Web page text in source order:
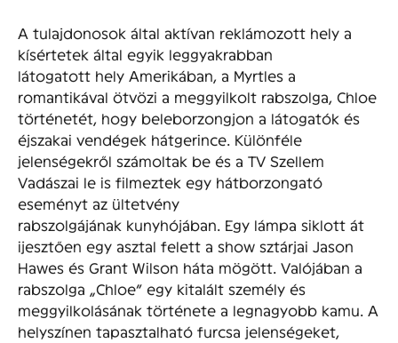
A tulajdonosok által aktívan reklámozott hely a
kísértetek által egyik leggyakrabban
látogatott hely Amerikában, a Myrtles a
romantikával ötvözi a meggyilkolt rabszolga, Chloe
történetét, hogy beleborzongjon a látogatók és
éjszakai vendégek hátgerince. Különféle
jelenségekről számoltak be és a TV Szellem
Vadászai le is filmeztek egy hátborzongató
eseményt az ültetvény
rabszolgájának kunyhójában. Egy lámpa siklott át
ijesztően egy asztal felett a show sztárjai Jason
Hawes és Grant Wilson háta mögött. Valójában a
rabszolga „Chloe” egy kitalált személy és
meggyilkolásának története a legnagyobb kamu. A
helyszínen tapasztalható furcsa jelenségeket,